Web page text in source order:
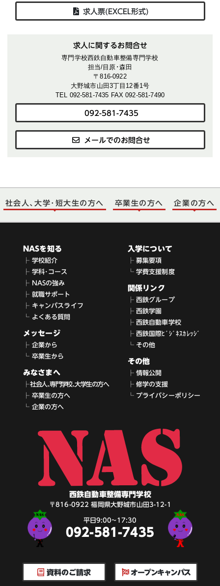
求人票(EXCEL形式)
求人に関するお問合せ
専門学校西鉄自動車整備専門学校
担当/目原･森田
〒816-0922
大野城市山田3丁目12番1号
TEL 092-581-7435 FAX 092-581-7490
092-581-7435
メールでのお問合せ
社会人､大学･短大生の方へ 卒業生の方へ 企業の方へ
NASを知る
├ 学校紹介
├ 学科･コース
├ NASの強み
├ 就職サポート
├ キャンパスライフ
└ よくある質問
メッセージ
├ 企業から
└ 卒業生から
みなさまへ
├ 社会人､専門学校､大学生の方へ
├ 卒業生の方へ
└ 企業の方へ
入学について
├ 募集要項
└ 学費支援制度
関係リンク
├ 西鉄グループ
├ 西鉄学園
├ 西鉄自動車学校
├ 西鉄国際ﾋﾞｼﾞﾈｽｶﾚｯｼﾞ
└ その他
その他
├ 情報公開
├ 修学の支援
└ プライバシーポリシー
西鉄自動車整備専門学校
〒816-0922 福岡県大野城市山田3-12-1
平日9:00~17:30
092-581-7435
資料のご請求 オープンキャンパス